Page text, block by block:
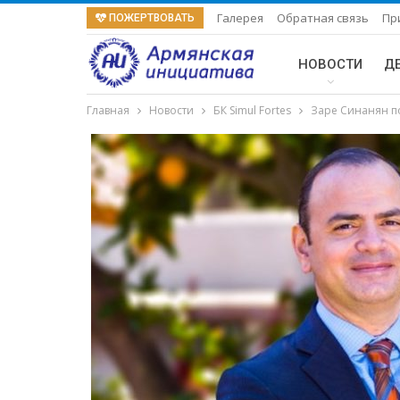
ПОЖЕРТВОВАТЬ Галерея Обратная связь
НОВОСТИ
Главная Новости БК Simul Fortes Заре Синанян